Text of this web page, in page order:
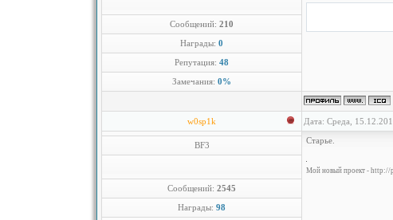
Сообщений: 210
Награды: 0
Репутация: 48
Замечания: 0%
w0sp1k Дата: Среда,
BF3
Сообщений: 2545
Награды: 98
Старье.
Мой новый проект - http://